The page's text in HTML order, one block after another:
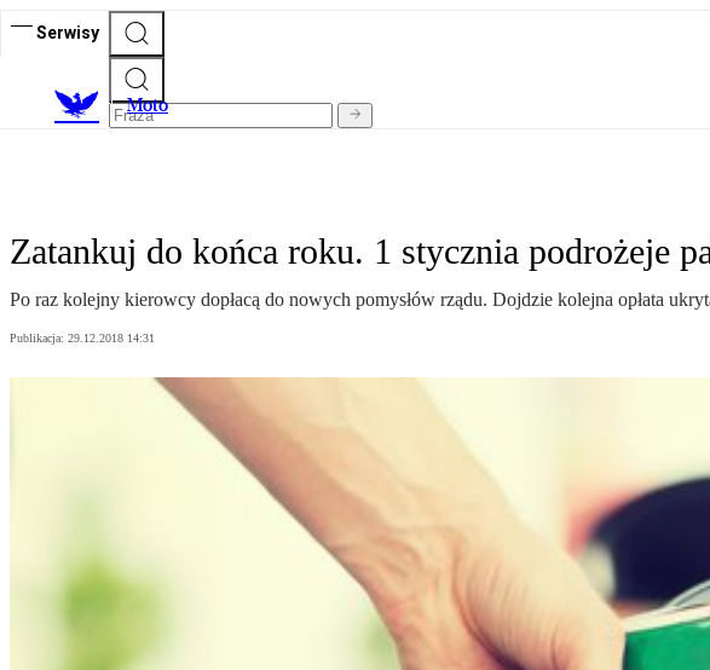
Serwisy
Moto
Zatankuj do końca roku. 1 stycznia podrożeje
Po raz kolejny kierowcy dopłacą do nowych pomysłów rządu. Dojdzie kolejna opłata
Publikacja: 29.12.2018 14:31